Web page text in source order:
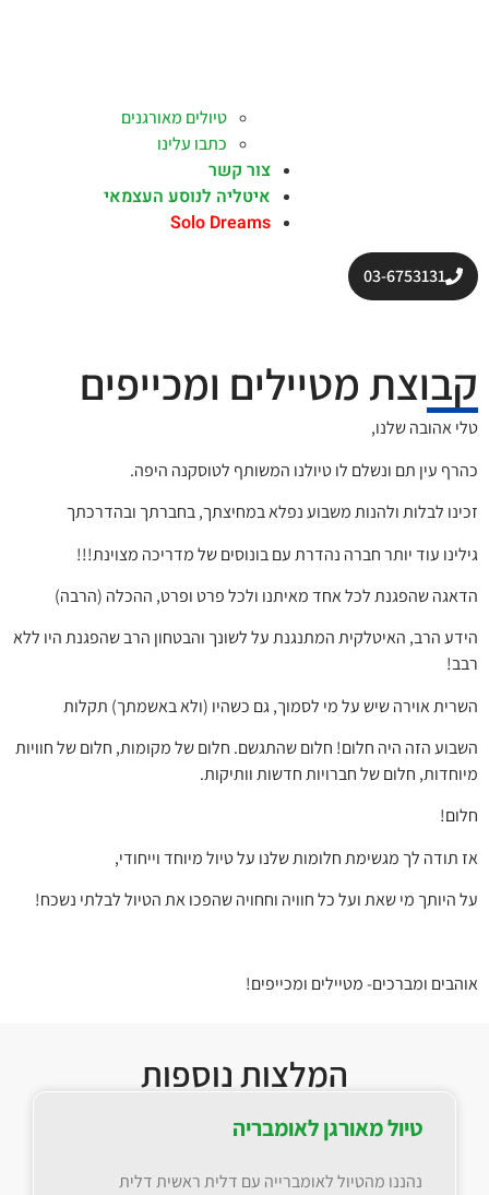
03-6753131
טיולים מאורגנים
כתבו עלינו
צור קשר
איטליה לנוסע העצמאי
Solo Dreams
קבוצת מטיילים ומכייפים
טלי אהובה שלנו,
כהרף עין תם ונשלם לו טיולנו המשותף לטוסקנה היפה.
זכינו לבלות ולהנות משבוע נפלא במחיצתך, בחברתך ובהדרכתך
גילינו עוד יותר חברה נהדרת עם בונוסים של מדריכה מצוינת!!!
הדאגה שהפגנת לכל אחד מאיתנו ולכל פרט ופרט, ההכלה (הרבה)
הידע הרב, האיטלקית המתנגנת על לשונך והבטחון הרב שהפגנת היו ללא
רבב!
השרית אוירה שיש על מי לסמוך, גם כשהיו (ולא באשמתך) תקלות
השבוע הזה היה חלום! חלום שהתגשם. חלום של מקומות, חלום של חוויות
מיוחדות, חלום של חברויות חדשות וותיקות.
חלום!
אז תודה לך מגשימת חלומות שלנו על טיול מיוחד וייחודי,
על היותך מי שאת ועל כל חוויה וחחויה שהפכו את הטיול לבלתי נשכח!
אוהבים ומברכים- מטיילים ומכייפים!
המלצות נוספות
טיול מאורגן לאומבריה
נהננו מהטיול לאומברייה עם דלית ראשית דלית